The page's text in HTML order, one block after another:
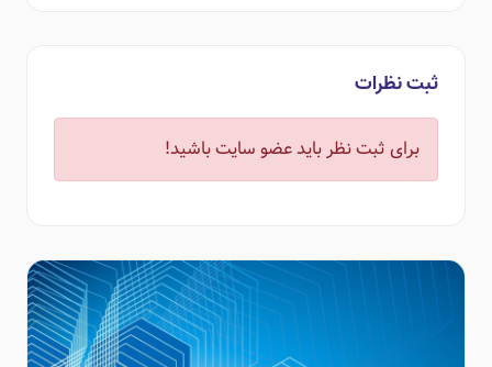
ثبت نظرات
برای ثبت نظر باید عضو سایت باشید!